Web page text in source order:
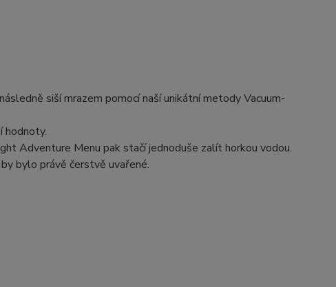
siší mrazem pomocí naší unikátní metody Vacuum-
hodnoty.
Adventure Menu pak stačí jednoduše zalít horkou vodou.
bylo právě čerstvě uvařené.